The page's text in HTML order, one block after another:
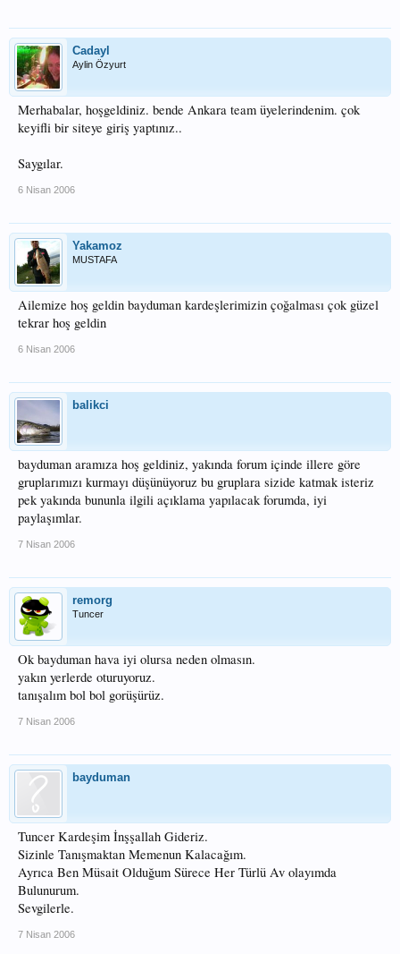
Cadayl
Aylin Özyurt
Merhabalar, hoşgeldiniz. bende Ankara team üyelerindenim. çok
keyifli bir siteye giriş yaptınız..
Saygılar.
6 Nisan 2006
Yakamoz
MUSTAFA
Ailemize hoş geldin bayduman kardeşlerimizin çoğalması çok güzel
tekrar hoş geldin
6 Nisan 2006
balikci
bayduman aramıza hoş geldiniz, yakında forum içinde illere göre
gruplarımızı kurmayı düşünüyoruz bu gruplara sizide katmak isteriz
pek yakında bununla ilgili açıklama yapılacak forumda, iyi
paylaşımlar.
7 Nisan 2006
remorg
Tuncer
Ok bayduman hava iyi olursa neden olmasın.
yakın yerlerde oturuyoruz.
tanışalım bol bol gorüşürüz.
7 Nisan 2006
bayduman
Tuncer Kardeşim İnşşallah Gideriz.
Sizinle Tanışmaktan Memenun Kalacağım.
Ayrıca Ben Müsait Olduğum Sürece Her Türlü Av olayımda
Bulunurum.
Sevgilerle.
7 Nisan 2006